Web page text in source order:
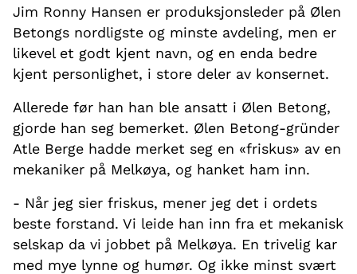
Jim Ronny Hansen er produksjonsleder på Ølen
Betongs nordligste og minste avdeling, men er
likevel et godt kjent navn, og en enda bedre
kjent personlighet, i store deler av konsernet.
Allerede før han han ble ansatt i Ølen Betong,
gjorde han seg bemerket. Ølen Betong-gründer
Atle Berge hadde merket seg en «friskus» av en
mekaniker på Melkøya, og hanket ham inn.
- Når jeg sier friskus, mener jeg det i ordets
beste forstand. Vi leide han inn fra et mekanisk
selskap da vi jobbet på Melkøya. En trivelig kar
med mye lynne og humør. Og ikke minst svært